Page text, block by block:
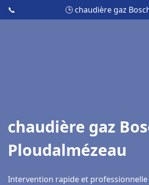
📞 🕒 chaudière gaz
chaudière gaz
Ploudalmézeau
Intervention rapide et professionnelle